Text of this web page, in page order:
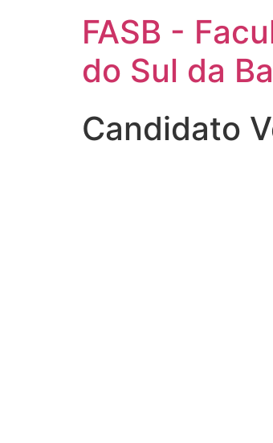
FASB -
do Sul da
Candidato